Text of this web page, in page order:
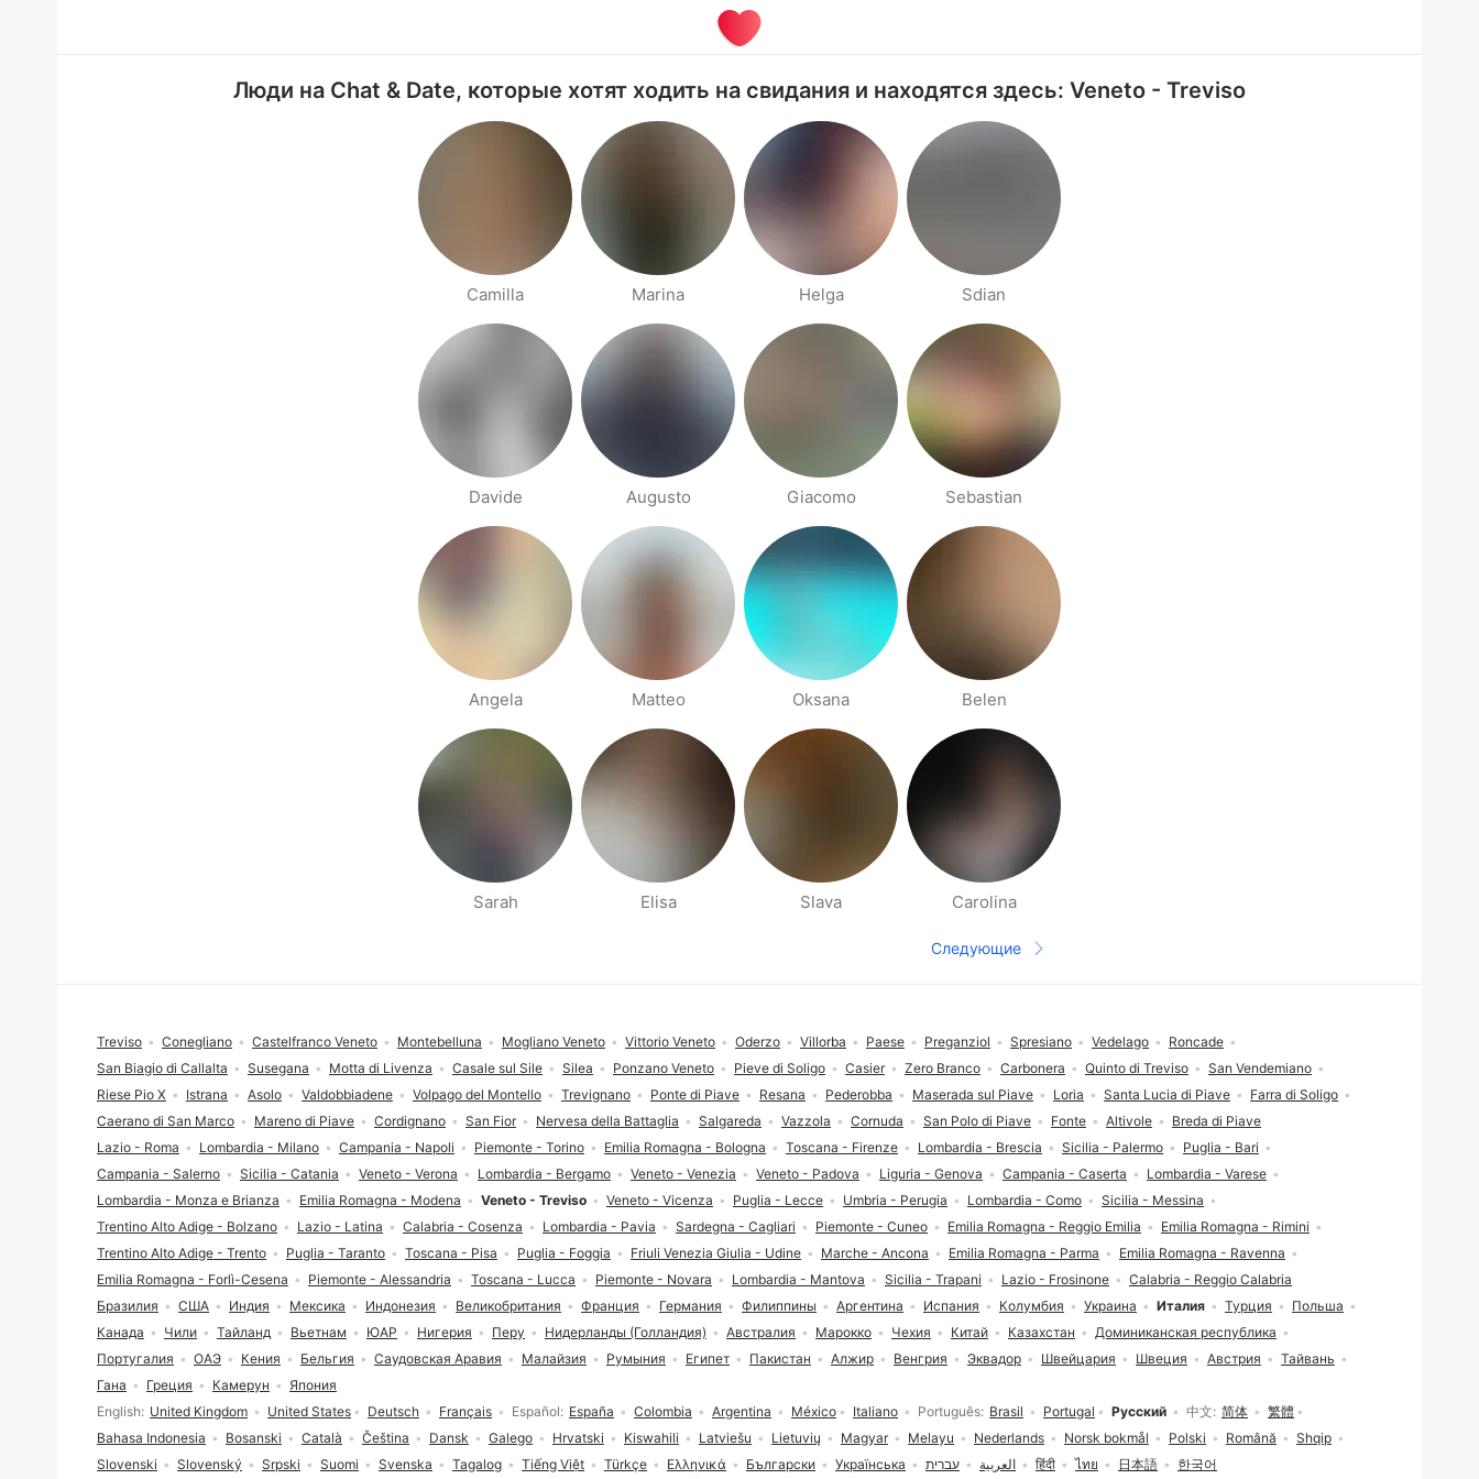
Люди на Chat & Date, которые хотят ходить на свидания и находятся здесь: Veneto - Treviso
Camilla Marina Helga Sdian
Davide Augusto Giacomo Sebastian
Angela Matteo Oksana Belen
Sarah Elisa Slava Carolina
Следующая страница
Следующие
Выбор языка
English United Kingdom United States Deutsch Français Español España Colombia Argentina México Italiano Português Brasil Portugal Русский 中文 简体
繁體
Bahasa Indonesia
Bosanski Català Čeština Dansk Galego Hrvatski Kiswahili Latviešu Lietuvių Magyar Melayu Nederlands Norsk bokmål Polski Română
Shqip
Slovenski
Slovenský Srpski Suomi Svenska Tagalog Tiếng Việt Türkçe Ελληνικά Български Українська עברית العربية हिंदी ไทย 日本語 한국어
Бразилия США Индия Мексика Индонезия Великобритания Франция Германия Филиппины Аргентина Испания Колумбия Украина Италия Турция
Польша
Канада
Чили Тайланд Вьетнам ЮАР Нигерия Перу Нидерланды (Голландия) Австралия Марокко Чехия Китай Казахстан
Доминиканская республика
Португалия
ОАЭ Кения Бельгия Саудовская Аравия Малайзия Румыния Египет Пакистан Алжир Венгрия Эквадор Швейцария Швеция Австрия
Тайвань
Гана
Греция Камерун Япония
Lazio - Roma Lombardia - Milano Campania - Napoli Piemonte - Torino Emilia Romagna - Bologna Toscana - Firenze Lombardia - Brescia Sicilia - Palermo
Puglia - Bari
Campania - Salerno
Sicilia - Catania Veneto - Verona Lombardia - Bergamo Veneto - Venezia Veneto - Padova Liguria - Genova Campania - Caserta
Lombardia - Varese
Lombardia - Monza e Brianza
Emilia Romagna - Modena Veneto - Treviso Veneto - Vicenza Puglia - Lecce Umbria - Perugia Lombardia - Como
Sicilia - Messina
Trentino Alto Adige - Bolzano
Lazio - Latina Calabria - Cosenza Lombardia - Pavia Sardegna - Cagliari Piemonte - Cuneo Emilia Romagna - Reggio Emilia
Emilia Romagna - Rimini
Trentino Alto Adige - Trento
Puglia - Taranto Toscana - Pisa Puglia - Foggia Friuli Venezia Giulia - Udine Marche - Ancona Emilia Romagna - Parma
Emilia Romagna - Ravenna
Emilia Romagna - Forlì-Cesena
Piemonte - Alessandria Toscana - Lucca Piemonte - Novara Lombardia - Mantova Sicilia - Trapani Lazio - Frosinone Calabria - Reggio Calabria
Treviso Conegliano Castelfranco Veneto Montebelluna Mogliano Veneto Vittorio Veneto Oderzo Villorba Paese Preganziol Spresiano Vedelago
Roncade
San Biagio di Callalta
Susegana Motta di Livenza Casale sul Sile Silea Ponzano Veneto Pieve di Soligo Casier Zero Branco Carbonera Quinto di Treviso
San Vendemiano
Riese Pio X
Istrana Asolo Valdobbiadene Volpago del Montello Trevignano Ponte di Piave Resana Pederobba Maserada sul Piave Loria Santa Lucia di Piave
Farra di Soligo
Caerano di San Marco
Mareno di Piave Cordignano San Fior Nervesa della Battaglia Salgareda Vazzola Cornuda San Polo di Piave Fonte Altivole Breda di Piave